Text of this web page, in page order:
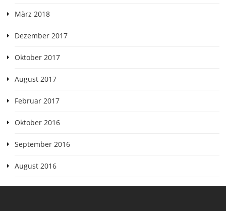
März 2018
Dezember 2017
Oktober 2017
August 2017
Februar 2017
Oktober 2016
September 2016
August 2016